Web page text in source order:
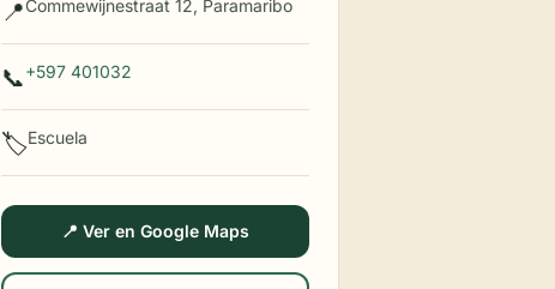
📍Commewijnestraat 12, Paramaribo
📞+597 401032
🏷️Escuela
📍 Ver en Google Maps